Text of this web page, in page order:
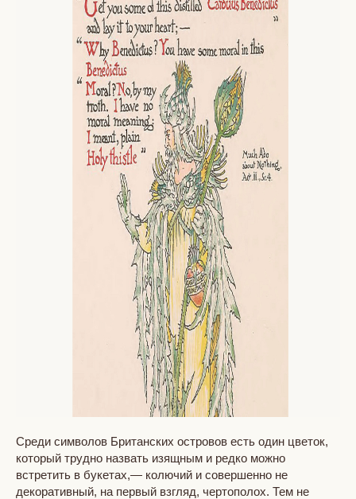
Среди символов Британских островов есть один цветок,
который трудно назвать изящным и редко можно
встретить в букетах,— колючий и совершенно не
декоративный, на первый взгляд, чертополох. Тем не